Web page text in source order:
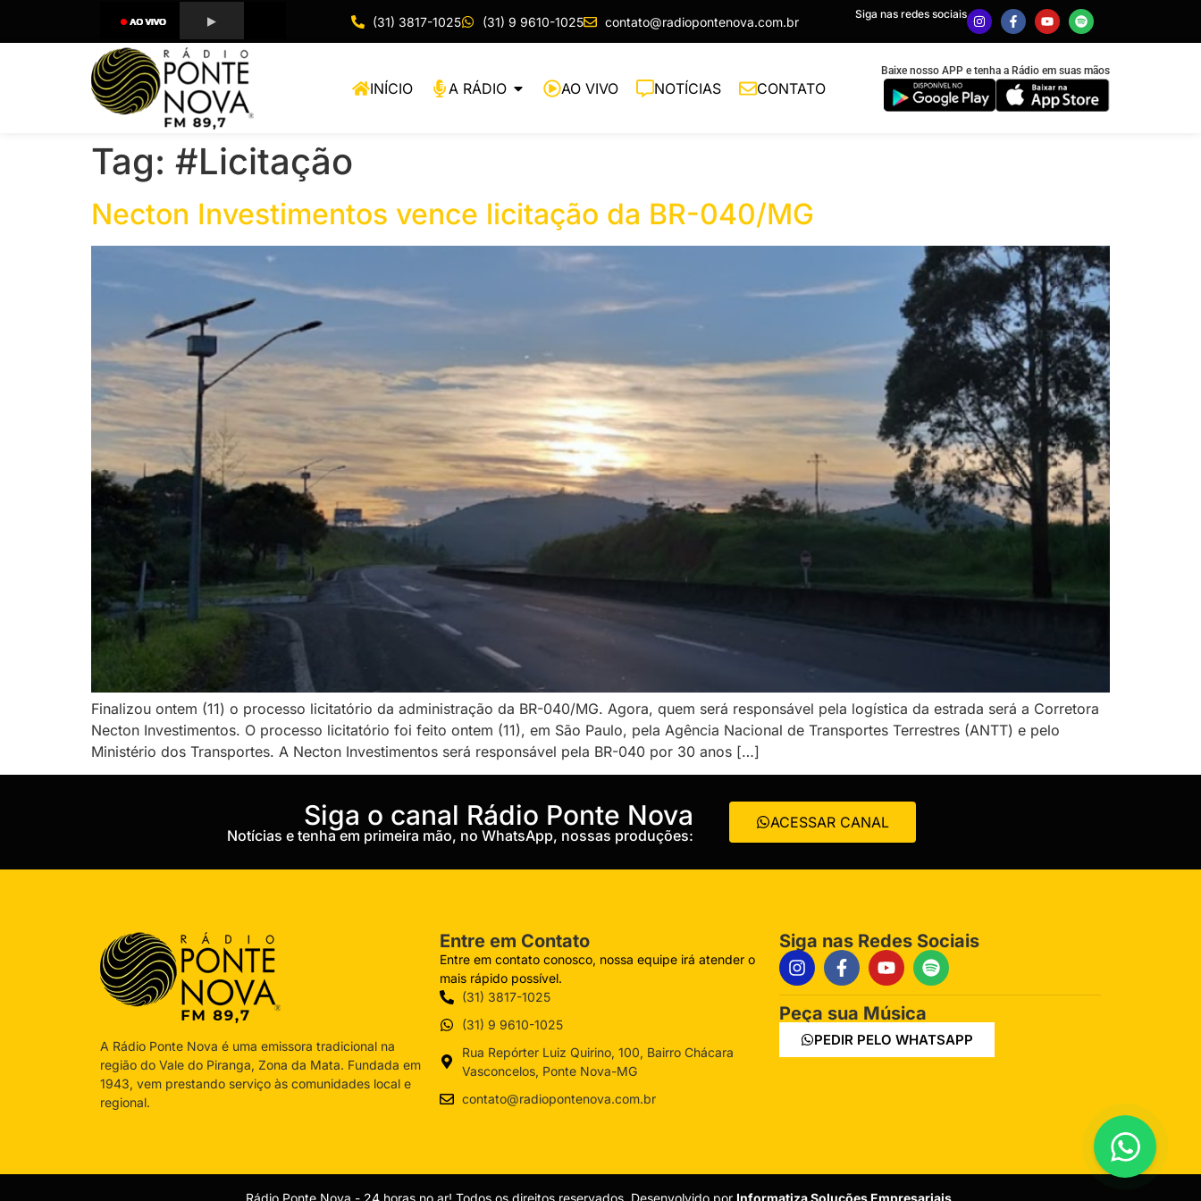
(31) 3817-1025 (31) 9 9610-1025 contato@radiopontenova.com.br Siga nas redes sociais
INÍCIO A RÁDIO AO VIVO NOTÍCIAS CONTATO
Baixe nosso APP e tenha a Rádio em suas mãos
Tag: #Licitação
Necton Investimentos vence licitação da BR-040/MG
Finalizou ontem (11) o processo licitatório da administração da BR-040/MG. Agora, quem será responsável pela logística da estrada será a Corretora
Necton Investimentos. O processo licitatório foi feito ontem (11), em São Paulo, pela Agência Nacional de Transportes Terrestres (ANTT) e pelo
Ministério dos Transportes. A Necton Investimentos será responsável pela BR-040 por 30 anos […]
‎Siga o canal Rádio Ponte Nova
Notícias e tenha em primeira mão, no WhatsApp, nossas produções:
ACESSAR CANAL
A Rádio Ponte Nova é uma emissora tradicional na
região do Vale do Piranga, Zona da Mata. Fundada em
1943, vem prestando serviço às comunidades local e
regional.
Entre em Contato
Entre em contato conosco, nossa equipe irá atender o
mais rápido possível.
(31) 3817-1025
(31) 9 9610-1025
Rua Repórter Luiz Quirino, 100, Bairro Chácara
Vasconcelos, Ponte Nova-MG
contato@radiopontenova.com.br
Siga nas Redes Sociais
Peça sua Música
PEDIR PELO WHATSAPP